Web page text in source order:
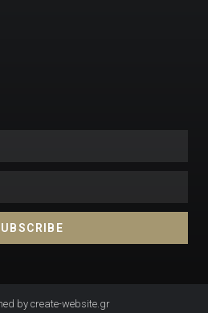
by create-website.gr